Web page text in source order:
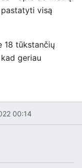
visą
18 tūkstančių
geriau
00:14